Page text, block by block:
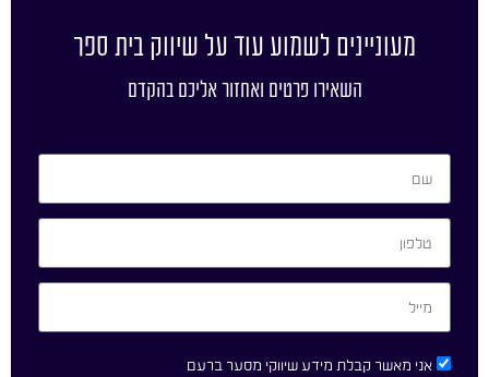
מעוניינים לשמוע עוד על שיווק בית ספר
השאירו פרטים ואחזור אליכם בהקדם
אני מאשר קבלת מידע שיווקי מסער ברעם